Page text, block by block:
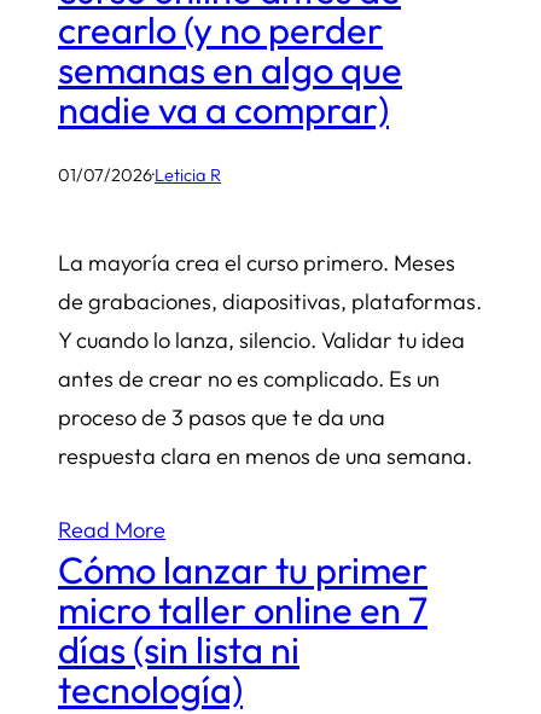
crearlo (y no perder
semanas en algo que
nadie va a comprar)
01/07/2026·Leticia R
La mayoría crea el curso primero. Meses
de grabaciones, diapositivas, plataformas.
Y cuando lo lanza, silencio. Validar tu idea
antes de crear no es complicado. Es un
proceso de 3 pasos que te da una
respuesta clara en menos de una semana.
Read More
Cómo lanzar tu primer
micro taller online en 7
días (sin lista ni
tecnología)